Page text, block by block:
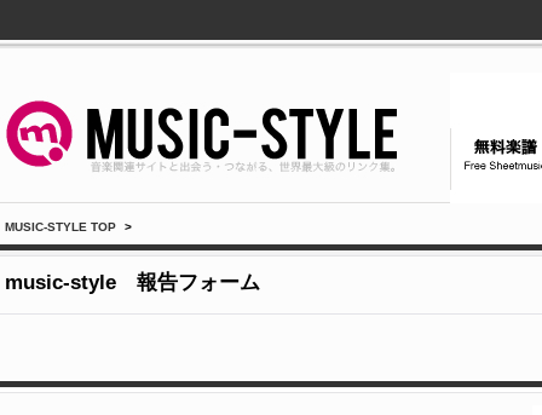
MUSIC-STYLE TOP >
music-style 報告フォーム